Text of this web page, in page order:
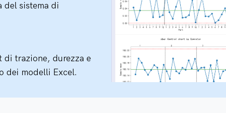
del sistema di
di trazione, durezza e
dei modelli Excel.